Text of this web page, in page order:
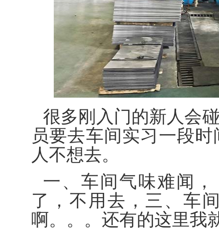
很多刚入门的新人会
员要去车间实习一段
人不想去。
一、车间气味难闻
了，不用去，三、车
啊。。。还有的这里我